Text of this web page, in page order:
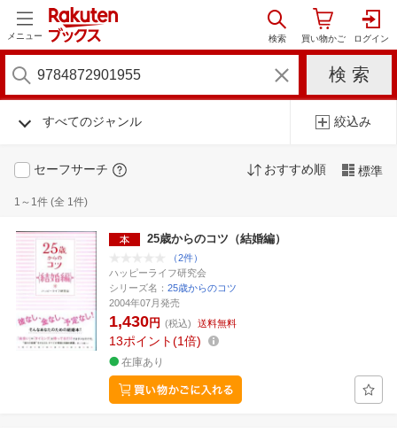
メニュー
すべてのジャンル 絞込み
セーフサーチ おすすめ順 標準
1～1件 (全 1件)
25歳からのコツ（結婚編）
（2件）
ハッピーライフ研究会
シリーズ名： 25歳からのコツ
2004年07月発売
1,430円 (税込) 送料無料
13ポイント 1倍
在庫あり